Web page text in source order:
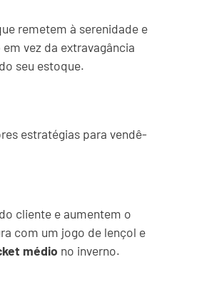
remetem à serenidade e
em vez da extravagância
seu estoque.
estratégias para vendê-
cliente e aumentem o
com um jogo de lençol e
médio no inverno.